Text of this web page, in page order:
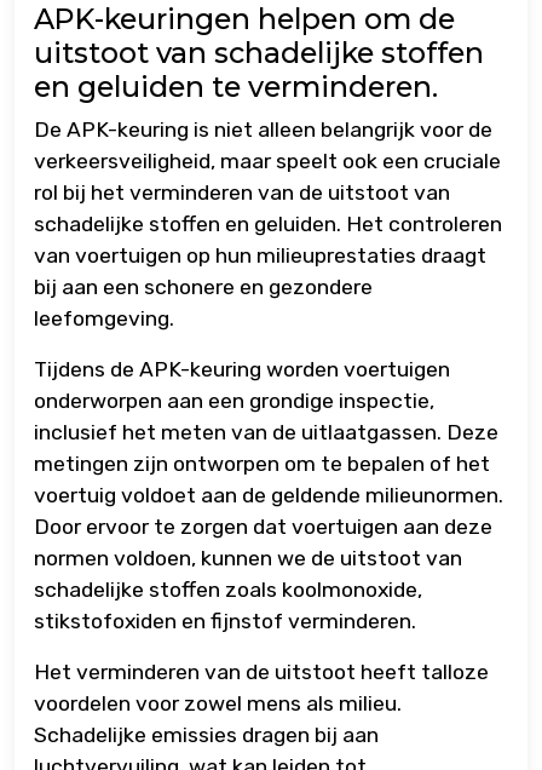
APK-keuringen helpen om de
uitstoot van schadelijke stoffen
en geluiden te verminderen.
De APK-keuring is niet alleen belangrijk voor de
verkeersveiligheid, maar speelt ook een cruciale
rol bij het verminderen van de uitstoot van
schadelijke stoffen en geluiden. Het controleren
van voertuigen op hun milieuprestaties draagt
bij aan een schonere en gezondere
leefomgeving.
Tijdens de APK-keuring worden voertuigen
onderworpen aan een grondige inspectie,
inclusief het meten van de uitlaatgassen. Deze
metingen zijn ontworpen om te bepalen of het
voertuig voldoet aan de geldende milieunormen.
Door ervoor te zorgen dat voertuigen aan deze
normen voldoen, kunnen we de uitstoot van
schadelijke stoffen zoals koolmonoxide,
stikstofoxiden en fijnstof verminderen.
Het verminderen van de uitstoot heeft talloze
voordelen voor zowel mens als milieu.
Schadelijke emissies dragen bij aan